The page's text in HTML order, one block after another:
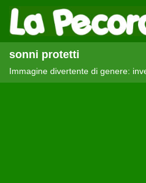
sonni protetti
Immagine divertente di genere: